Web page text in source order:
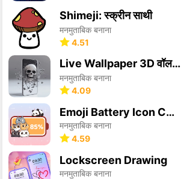
Shimeji: स्क्रीन साथी
मनमुताबिक बनाना
4.51
Live Wallpaper 3D वॉलपेपर ऐप्स
मनमुताबिक बनाना
4.09
Emoji Battery Icon Customize
मनमुताबिक बनाना
4.59
Lockscreen Drawing
मनमुताबिक बनाना